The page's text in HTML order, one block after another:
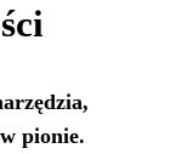
pionie.